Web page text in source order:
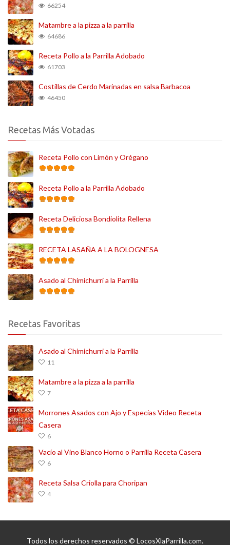
66254
Matambre a la pizza a la parrilla
64686
Receta Pollo a la Parrilla Adobado
61703
Costillas de Cerdo Marinadas en salsa Barbacoa
46450
Recetas Más Votadas
Receta Pollo con Limón y Orégano
Receta Pollo a la Parrilla Adobado
Receta Deliciosa Bondiolita Rellena
RECETA LASAÑA A LA BOLOGNESA
Asado al Chimichurri a la Parrilla
Recetas Favoritas
Asado al Chimichurri a la Parrilla
11
Matambre a la pizza a la parrilla
7
Morrones Asados con Ajo y Especias Video Receta
Casera
6
Vacío al Vino Blanco Horno o Parrilla Receta Casera
6
Receta Salsa Criolla para Choripan
4
Todos los derechos reservados © LocosXlaParrilla.com.